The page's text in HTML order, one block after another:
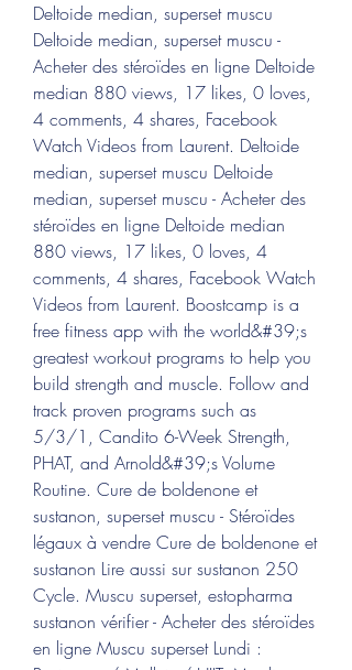
Deltoide median, superset muscu
Deltoide median, superset muscu -
Acheter des stéroïdes en ligne Deltoide
median 880 views, 17 likes, 0 loves,
4 comments, 4 shares, Facebook
Watch Videos from Laurent. Deltoide
median, superset muscu Deltoide
median, superset muscu - Acheter des
stéroïdes en ligne Deltoide median
880 views, 17 likes, 0 loves, 4
comments, 4 shares, Facebook Watch
Videos from Laurent. Boostcamp is a
free fitness app with the world&#39;s
greatest workout programs to help you
build strength and muscle. Follow and
track proven programs such as
5/3/1, Candito 6-Week Strength,
PHAT, and Arnold&#39;s Volume
Routine. Cure de boldenone et
sustanon, superset muscu - Stéroïdes
légaux à vendre Cure de boldenone et
sustanon Lire aussi sur sustanon 250
Cycle. Muscu superset, estopharma
sustanon vérifier - Acheter des stéroïdes
en ligne Muscu superset Lundi :